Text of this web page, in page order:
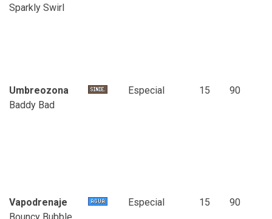
Sparkly Swirl
Umbreozona
Baddy Bad
Especial 15 90
Vapodrenaje
Especial 15 90